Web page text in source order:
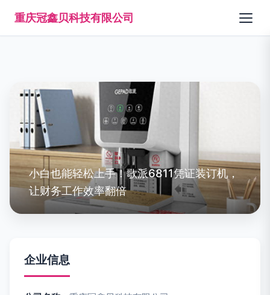
重庆冠鑫贝科技有限公司
小白也能轻松上手！歌派6811凭证装订机，
让财务工作效率翻倍
企业信息